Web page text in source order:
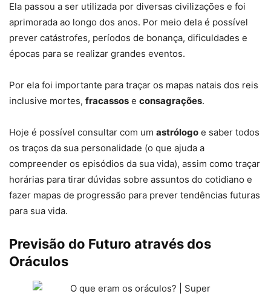
Ela passou a ser utilizada por diversas civilizações e foi
aprimorada ao longo dos anos. Por meio dela é possível
prever catástrofes, períodos de bonança, dificuldades e
épocas para se realizar grandes eventos.
Por ela foi importante para traçar os mapas natais dos reis
inclusive mortes, fracassos e consagrações.
Hoje é possível consultar com um astrólogo e saber todos
os traços da sua personalidade (o que ajuda a
compreender os episódios da sua vida), assim como traçar
horárias para tirar dúvidas sobre assuntos do cotidiano e
fazer mapas de progressão para prever tendências futuras
para sua vida.
Previsão do Futuro através dos
Oráculos